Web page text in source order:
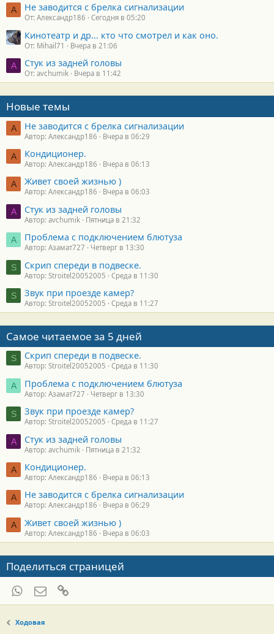
А Не заводится с брелка сигнализации
От: Александр186 Сегодня в 05:20
Кинотеатр и др... кто что смотрел и как оно.
От: Mihail71 Вчера в 21:06
A Стук из задней головы
От: avchumik Вчера в 11:42
Новые темы
А Не заводится с брелка сигнализации
Автор: Александр186 Вчера в 06:29
А Кондиционер.
Автор: Александр186 Вчера в 06:13
А Живет своей жизнью )
Автор: Александр186 Вчера в 06:03
A Стук из задней головы
Автор: avchumik Пятница в 21:32
А Проблема с подключением блютуза
Автор: Азамат727 Четверг в 13:30
S Скрип спереди в подвеске.
Автор: Stroitel20052005 Среда в 11:30
S Звук при проезде камер?
Автор: Stroitel20052005 Среда в 11:27
Самое читаемое за 5 дней
S Скрип спереди в подвеске.
Автор: Stroitel20052005 Среда в 11:30
А Проблема с подключением блютуза
Автор: Азамат727 Четверг в 13:30
S Звук при проезде камер?
Автор: Stroitel20052005 Среда в 11:27
A Стук из задней головы
Автор: avchumik Пятница в 21:32
А Кондиционер.
Автор: Александр186 Вчера в 06:13
А Не заводится с брелка сигнализации
Автор: Александр186 Вчера в 06:29
А Живет своей жизнью )
Автор: Александр186 Вчера в 06:03
Поделиться страницей
WhatsAppЭлектронная почта
Ходовая